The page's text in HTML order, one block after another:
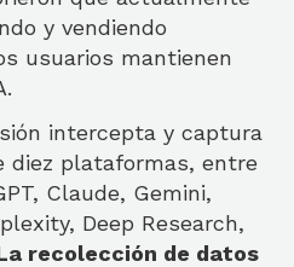
y vendiendo
usuarios mantienen
intercepta y captura
diez plataformas, entre
Claude, Gemini,
Deep Research,
recolección de datos